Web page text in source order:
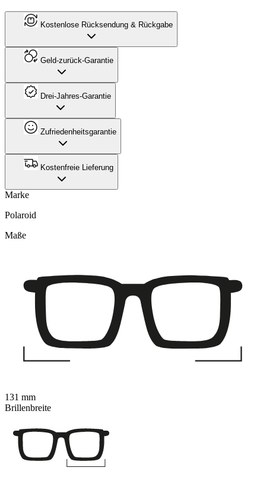
Kostenlose Rücksendung & Rückgabe
Geld-zurück-Garantie
Drei-Jahres-Garantie
Zufriedenheitsgarantie
Kostenfreie Lieferung
Marke
Polaroid
Maße
131 mm
Brillenbreite